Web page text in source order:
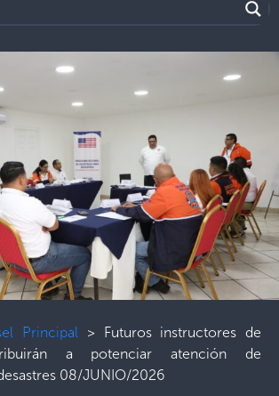
Principal > Futuros instructores de
a potenciar atención de
08/JUNIO/2026